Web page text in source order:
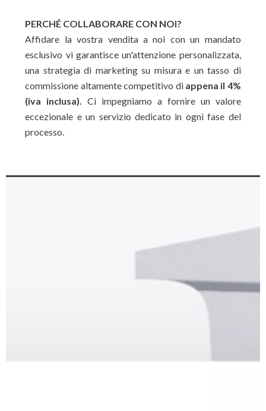
PERCHÉ COLLABORARE CON NOI?
Affidare la vostra vendita a noi con un mandato
esclusivo vi garantisce un'attenzione personalizzata,
una strategia di marketing su misura e un tasso di
commissione altamente competitivo di appena il 4%
(iva inclusa). Ci impegniamo a fornire un valore
eccezionale e un servizio dedicato in ogni fase del
processo.